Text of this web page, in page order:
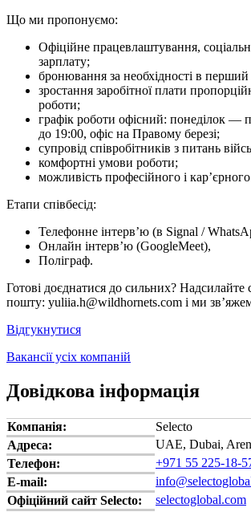
Що ми про­по­ну­є­мо:
Офіційне працевлаштування,
зарплату;
бронювання за необхідності в
зростання заробітної плати
роботи;
графік роботи офісний: понеділок —
до 19:00, офіс на Правому березі;
супровід співробітників з питань
комфортні умови роботи;
можливість професійного і
Етапи співбесід:
Телефонне інтерв’ю (в Signal /
Онлайн інтерв’ю (GoogleMeet),
Поліграф.
Готові доєднатися до сильних? Надсилайте
пошту: yuliia.h@wildhornets.com і ми
Відгукнутися
Вакансії усіх компаній
Довідкова інформація
Компанія:
Selecto
Адреса:
UAE, Dubai,
Телефон:
+971 55 225-18-
E-mail:
Офіційний сайт Selecto:
selectoglobal.com